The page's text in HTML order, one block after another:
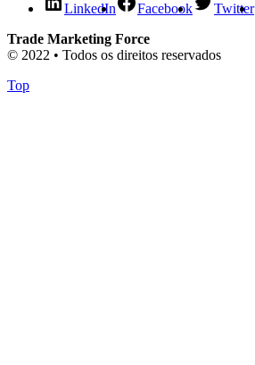
LinkedIn Facebook Twitter
Trade Marketing Force
© 2022 • Todos os direitos reservados
Top